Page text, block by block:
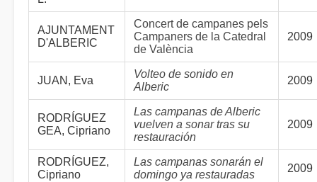
AJUNTAMENT
D'ALBERIC
Concert de campanes pels
Campaners de la Catedral
de València
2009
JUAN, Eva
Volteo de sonido en
Alberic
2009
RODRÍGUEZ
GEA, Cipriano
Las campanas de Alberic
vuelven a sonar tras su
restauración
2009
RODRÍGUEZ,
Cipriano
Las campanas sonarán el
domingo ya restauradas
2009